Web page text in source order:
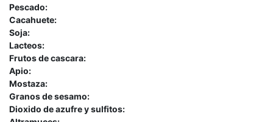
Pescado:
Cacahuete:
Soja:
Lacteos:
Frutos de cascara:
Apio:
Mostaza:
Granos de sesamo:
Dioxido de azufre y sulfitos: